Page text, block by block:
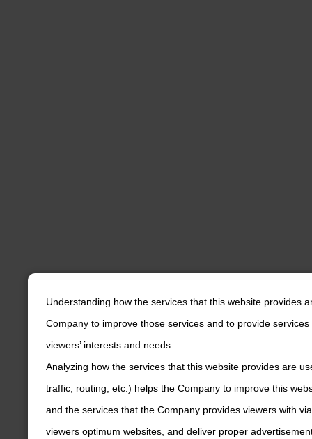
Understanding how the services that this website provides
Company to improve those services and to provide
viewers’ interests and needs.
Analyzing how the services that this website provides are
traffic, routing, etc.) helps the Company to improve this
and the services that the Company provides viewers with
viewers optimum websites, and deliver proper